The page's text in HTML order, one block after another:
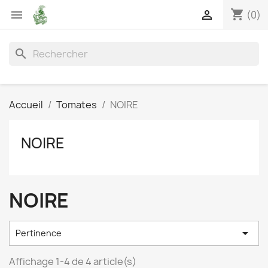
 shopping_cart (0)

search
Accueil Tomates NOIRE
NOIRE
NOIRE
Pertinence 
Affichage 1-4 de 4 article(s)